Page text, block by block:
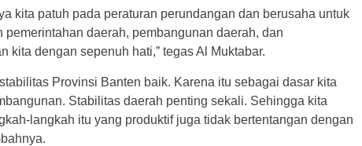
kita patuh pada peraturan perundangan dan berusaha untuk
pemerintahan daerah, pembangunan daerah, dan
kita dengan sepenuh hati,” tegas Al Muktabar.
Provinsi Banten baik. Karena itu sebagai dasar kita
Stabilitas daerah penting sekali. Sehingga kita
langkah itu yang produktif juga tidak bertentangan dengan